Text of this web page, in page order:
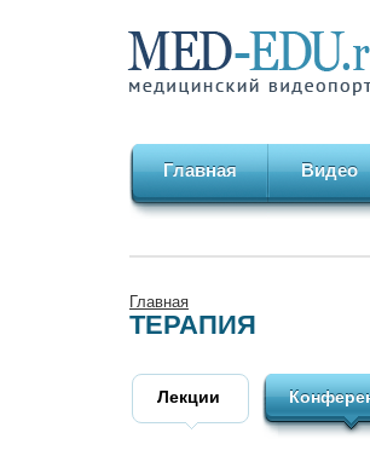
Главная Видео
Главная
ТЕРАПИЯ
Лекции